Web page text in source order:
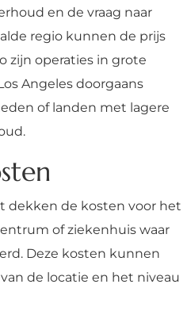
en de vraag naar
regio kunnen de prijs
zijn operaties in grote
Angeles doorgaans
of landen met lagere
dekken de kosten voor het
of ziekenhuis waar
Deze kosten kunnen
de locatie en het niveau